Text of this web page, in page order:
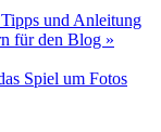
und Anleitung
für den Blog »
Spiel um Fotos